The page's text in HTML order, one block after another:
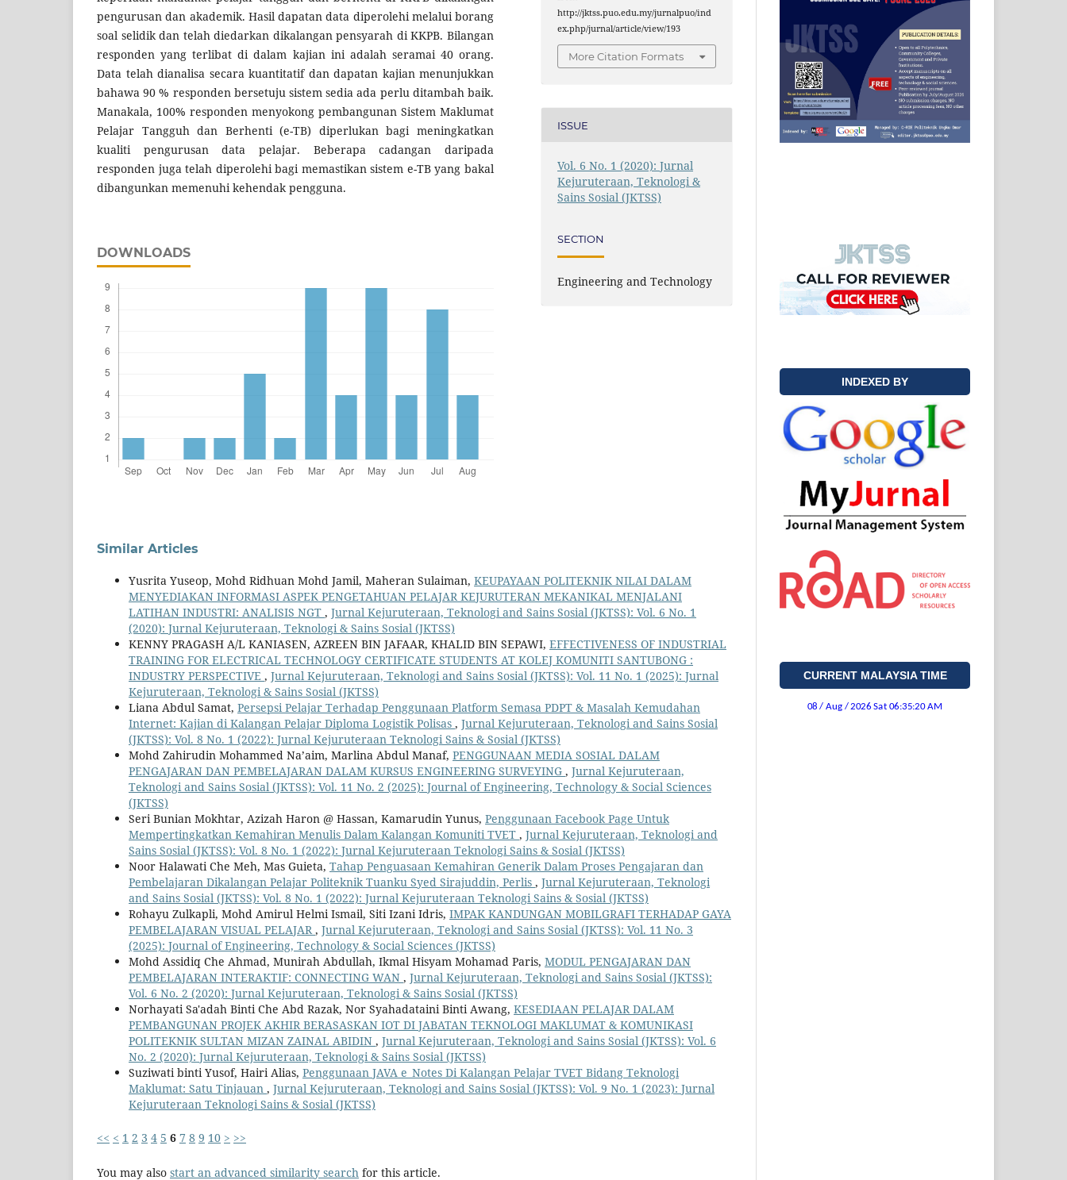
pengurusan dan akademik. Hasil dapatan data diperolehi melalui borang
soal selidik dan telah diedarkan dikalangan pensyarah di KKPB. Bilangan
responden yang terlibat di dalam kajian ini adalah seramai 40 orang.
Data telah dianalisa secara kuantitatif dan dapatan kajian menunjukkan
bahawa 90 % responden bersetuju sistem sedia ada perlu ditambah baik.
Manakala, 100% responden menyokong pembangunan Sistem Maklumat
Pelajar Tangguh dan Berhenti (e-TB) diperlukan bagi meningkatkan
kualiti pengurusan data pelajar. Beberapa cadangan daripada
responden juga telah diperolehi bagi memastikan sistem e-TB yang bakal
dibangunkan memenuhi kehendak pengguna.
DOWNLOADS
http://jktss.puo.edu.my/jurnalpuo/ind
ex.php/jurnal/article/view/193
More Citation Formats
ISSUE
Vol. 6 No. 1 (2020): Jurnal
Kejuruteraan, Teknologi &
Sains Sosial (JKTSS)
SECTION
Engineering and Technology
Similar Articles
Yusrita Yuseop, Mohd Ridhuan Mohd Jamil, Maheran Sulaiman, KEUPAYAAN POLITEKNIK NILAI DALAM
MENYEDIAKAN INFORMASI ASPEK PENGETAHUAN PELAJAR KEJURUTERAN MEKANIKAL MENJALANI
LATIHAN INDUSTRI: ANALISIS NGT , Jurnal Kejuruteraan, Teknologi and Sains Sosial (JKTSS): Vol. 6 No. 1
(2020): Jurnal Kejuruteraan, Teknologi & Sains Sosial (JKTSS)
KENNY PRAGASH A/L KANIASEN, AZREEN BIN JAFAAR, KHALID BIN SEPAWI, EFFECTIVENESS OF INDUSTRIAL
TRAINING FOR ELECTRICAL TECHNOLOGY CERTIFICATE STUDENTS AT KOLEJ KOMUNITI SANTUBONG :
INDUSTRY PERSPECTIVE , Jurnal Kejuruteraan, Teknologi and Sains Sosial (JKTSS): Vol. 11 No. 1 (2025): Jurnal
Kejuruteraan, Teknologi & Sains Sosial (JKTSS)
Liana Abdul Samat, Persepsi Pelajar Terhadap Penggunaan Platform Semasa PDPT & Masalah Kemudahan
Internet: Kajian di Kalangan Pelajar Diploma Logistik Polisas , Jurnal Kejuruteraan, Teknologi and Sains Sosial
(JKTSS): Vol. 8 No. 1 (2022): Jurnal Kejuruteraan Teknologi Sains & Sosial (JKTSS)
Mohd Zahirudin Mohammed Na’aim, Marlina Abdul Manaf, PENGGUNAAN MEDIA SOSIAL DALAM
PENGAJARAN DAN PEMBELAJARAN DALAM KURSUS ENGINEERING SURVEYING , Jurnal Kejuruteraan,
Teknologi and Sains Sosial (JKTSS): Vol. 11 No. 2 (2025): Journal of Engineering, Technology & Social Sciences
(JKTSS)
Seri Bunian Mokhtar, Azizah Haron @ Hassan, Kamarudin Yunus, Penggunaan Facebook Page Untuk
Mempertingkatkan Kemahiran Menulis Dalam Kalangan Komuniti TVET , Jurnal Kejuruteraan, Teknologi and
Sains Sosial (JKTSS): Vol. 8 No. 1 (2022): Jurnal Kejuruteraan Teknologi Sains & Sosial (JKTSS)
Noor Halawati Che Meh, Mas Guieta, Tahap Penguasaan Kemahiran Generik Dalam Proses Pengajaran dan
Pembelajaran Dikalangan Pelajar Politeknik Tuanku Syed Sirajuddin, Perlis , Jurnal Kejuruteraan, Teknologi
and Sains Sosial (JKTSS): Vol. 8 No. 1 (2022): Jurnal Kejuruteraan Teknologi Sains & Sosial (JKTSS)
Rohayu Zulkapli, Mohd Amirul Helmi Ismail, Siti Izani Idris, IMPAK KANDUNGAN MOBILGRAFI TERHADAP GAYA
PEMBELAJARAN VISUAL PELAJAR, Jurnal Kejuruteraan, Teknologi and Sains Sosial (JKTSS): Vol. 11 No. 3
(2025): Journal of Engineering, Technology & Social Sciences (JKTSS)
Mohd Assidiq Che Ahmad, Munirah Abdullah, Ikmal Hisyam Mohamad Paris, MODUL PENGAJARAN DAN
PEMBELAJARAN INTERAKTIF: CONNECTING WAN , Jurnal Kejuruteraan, Teknologi and Sains Sosial (JKTSS):
Vol. 6 No. 2 (2020): Jurnal Kejuruteraan, Teknologi & Sains Sosial (JKTSS)
Norhayati Sa'adah Binti Che Abd Razak, Nor Syahadataini Binti Awang, KESEDIAAN PELAJAR DALAM
PEMBANGUNAN PROJEK AKHIR BERASASKAN IOT DI JABATAN TEKNOLOGI MAKLUMAT & KOMUNIKASI
POLITEKNIK SULTAN MIZAN ZAINAL ABIDIN , Jurnal Kejuruteraan, Teknologi and Sains Sosial (JKTSS): Vol. 6
No. 2 (2020): Jurnal Kejuruteraan, Teknologi & Sains Sosial (JKTSS)
Suziwati binti Yusof, Hairi Alias, Penggunaan JAVA e_Notes Di Kalangan Pelajar TVET Bidang Teknologi
Maklumat: Satu Tinjauan , Jurnal Kejuruteraan, Teknologi and Sains Sosial (JKTSS): Vol. 9 No. 1 (2023): Jurnal
Kejuruteraan Teknologi Sains & Sosial (JKTSS)
<< < 1 2 3 4 5 6 7 8 9 10 > >>
You may also start an advanced similarity search for this article.
INDEXED BY
CURRENT MALAYSIA TIME